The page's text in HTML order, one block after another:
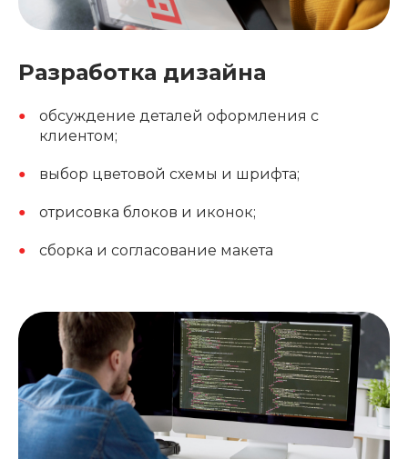
Разработка дизайна
обсуждение деталей оформления с
клиентом;
выбор цветовой схемы и шрифта;
отрисовка блоков и иконок;
сборка и согласование макета